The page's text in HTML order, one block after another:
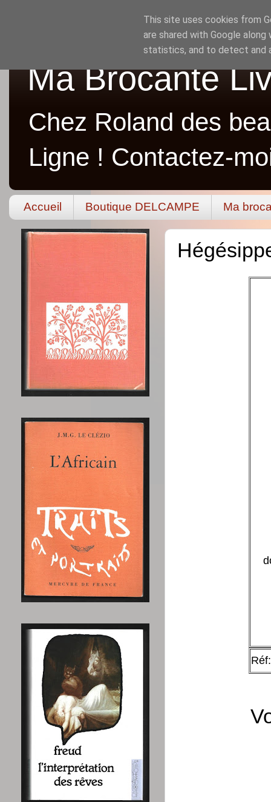
Ma Brocante
Chez Roland des
Ligne ! Contactez-
Accueil Boutique DELCAMPE Ma
This site uses cookies from
are shared with Google
statistics, and to detect and